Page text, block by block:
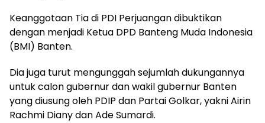
Keanggotaan Tia di PDI Perjuangan dibuktikan
dengan menjadi Ketua DPD Banteng Muda Indonesia
(BMI) Banten.
Dia juga turut mengunggah sejumlah dukungannya
untuk calon gubernur dan wakil gubernur Banten
yang diusung oleh PDIP dan Partai Golkar, yakni Airin
Rachmi Diany dan Ade Sumardi.